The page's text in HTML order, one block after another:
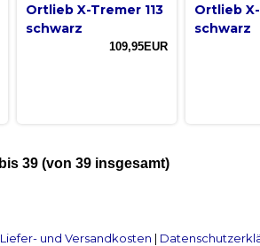
Ortlieb X-Tremer 113
schwarz
109,95EUR
Ortlieb
schwarz
bis 39 (von 39 insgesamt)
Liefer- und Versandkosten |